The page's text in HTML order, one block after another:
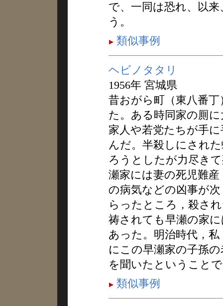
で、一同は恐れ、以
う。
類似事例
ヘビノタタリ
1956年 宮城県
昔おがら町（東八番
た。ある時同家の厠
家人や若党たちが手
んだ。半殺しにされ
ろうとしたが力尽き
瀬家には妻の死児難
の病気などの凶事が
らったところ，殺さ
祷されても早瀬の家
あった。明治時代，
にこの早瀬家の子孫
を聞いたということ
類似事例